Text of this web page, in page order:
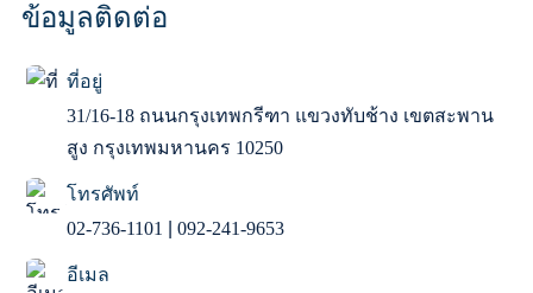
ข้อมูลติดต่อ
ที่อยู่
31/16-18 ถนนกรุงเทพกรีฑา แขวงทับช้าง เขตสะพาน
สูง กรุงเทพมหานคร 10250
โทรศัพท์
02-736-1101
092-241-9653
อีเมล